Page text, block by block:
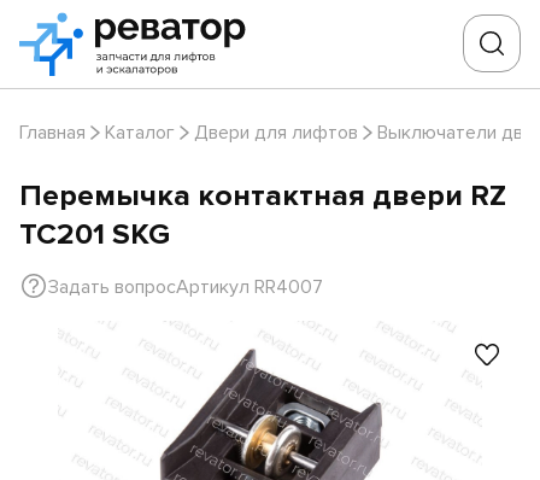
Главная Каталог Двери для лифтов Выключатели
Перемычка контактная двери RZ
TC201 SKG
Задать вопросАртикул RR4007